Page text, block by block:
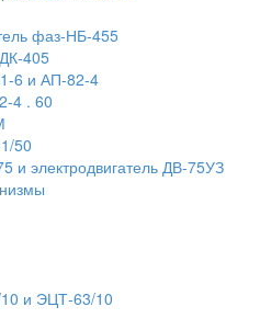
фаз-НБ-455
405
6 и АП-82-4
4 . 60
50
и электродвигатель ДВ-75УЗ
и ЭЦТ-63/10